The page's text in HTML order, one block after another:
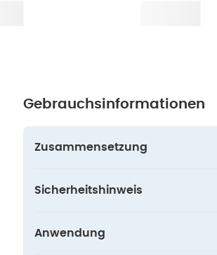
Gebrauchsinformationen
Zusammensetzung
Sicherheitshinweis
Anwendung